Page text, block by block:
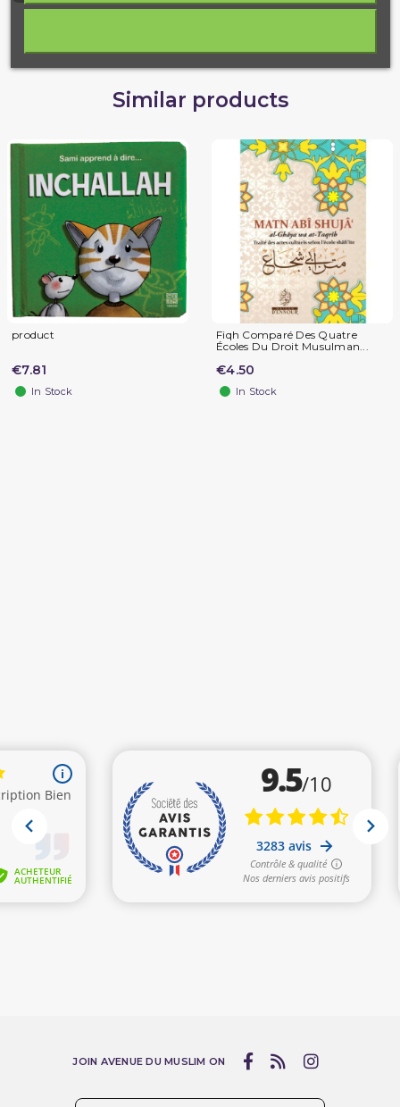
Similar products
product
€7.81
In Stock
Fiqh Comparé Des Quatre
Écoles Du Droit Musulman...
€4.50
In Stock
JOIN AVENUE DU MUSLIM ON